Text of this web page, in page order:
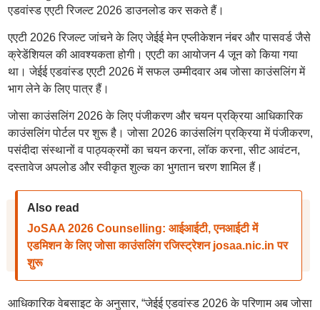
एडवांस्ड एएटी रिजल्ट 2026 डाउनलोड कर सकते हैं।
एएटी 2026 रिजल्ट जांचने के लिए जेईई मेन एप्लीकेशन नंबर और पासवर्ड जैसे
क्रेडेंशियल की आवश्यकता होगी। एएटी का आयोजन 4 जून को किया गया
था। जेईई एडवांस्ड एएटी 2026 में सफल उम्मीदवार अब जोसा काउंसलिंग में
भाग लेने के लिए पात्र हैं।
जोसा काउंसलिंग 2026 के लिए पंजीकरण और चयन प्रक्रिया आधिकारिक
काउंसलिंग पोर्टल पर शुरू है। जोसा 2026 काउंसलिंग प्रक्रिया में पंजीकरण,
पसंदीदा संस्थानों व पाठ्यक्रमों का चयन करना, लॉक करना, सीट आवंटन,
दस्तावेज अपलोड और स्वीकृत शुल्क का भुगतान चरण शामिल हैं।
Also read
JoSAA 2026 Counselling: आईआईटी, एनआईटी में
एडमिशन के लिए जोसा काउंसलिंग रजिस्ट्रेशन josaa.nic.in पर
शुरू
आधिकारिक वेबसाइट के अनुसार, “जेईई एडवांस्ड 2026 के परिणाम अब जोसा